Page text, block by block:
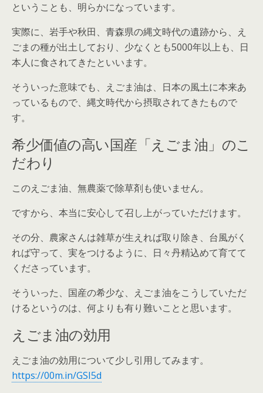
ということも、明らかになっています。
実際に、岩手や秋田、青森県の縄文時代の遺跡から、え
ごまの種が出土しており、少なくとも5000年以上も、日
本人に食されてきたといいます。
そういった意味でも、えごま油は、日本の風土に本来あ
っているもので、縄文時代から摂取されてきたもので
す。
希少価値の高い国産「えごま油」のこ
だわり
このえごま油、無農薬で除草剤も使いません。
ですから、本当に安心して召し上がっていただけます。
その分、農家さんは雑草が生えれば取り除き、台風がく
れば守って、実をつけるように、日々丹精込めて育てて
くださっています。
そういった、国産の希少な、えごま油をこうしていただ
けるというのは、何よりも有り難いことと思います。
えごま油の効用
えごま油の効用について少し引用してみます。
https://00m.in/GSI5d